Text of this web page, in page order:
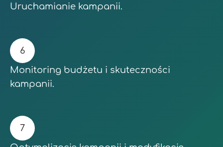
Uruchamianie kampanii.
Monitoring budżetu i skuteczności
kampanii.